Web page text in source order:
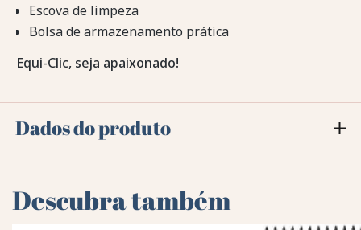
Escova de limpeza
Bolsa de armazenamento prática
Equi-Clic, seja apaixonado!
Dados do produto
Descubra também